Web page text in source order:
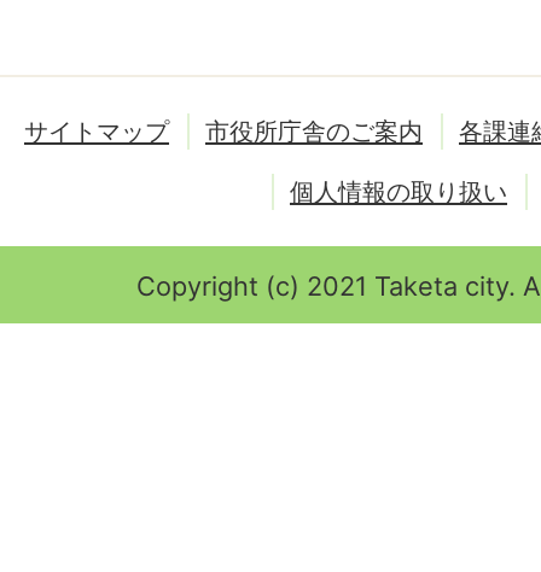
サイトマップ 市役所庁舎のご案内
各課連
個人情報の取り扱い
Copyright (c) 2021 Taketa city.